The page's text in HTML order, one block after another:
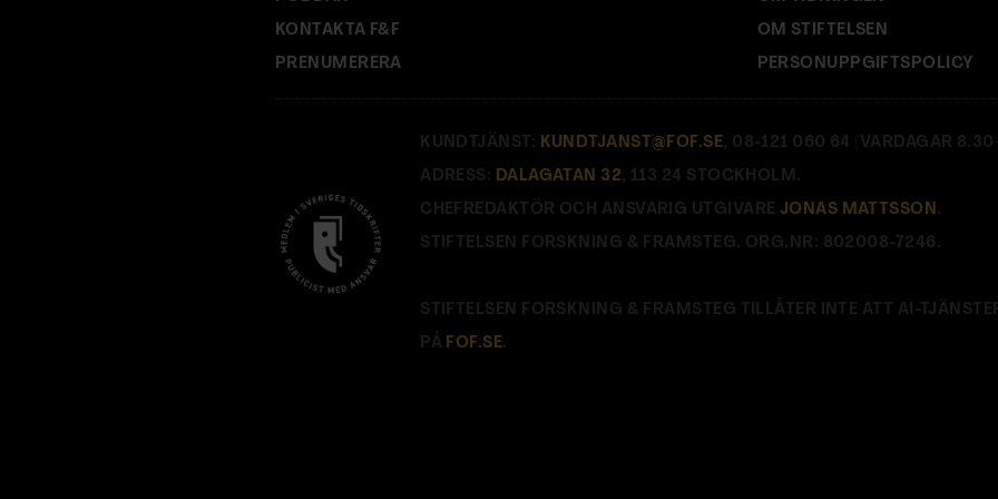
KONTAKTA F&F
PRENUMERERA
OM STIFTELSEN
PERSONUPPGIFTSPOLICY
KUNDTJÄNST: KUNDTJANST@FOF.SE, 08-121 060 64 (VARDAGAR
ADRESS: DALAGATAN 32 , 113 24 STOCKHOLM.
CHEFREDAKTÖR OCH ANSVARIG UTGIVARE JONAS MATTSSON.
STIFTELSEN FORSKNING & FRAMSTEG. ORG.NR: 802008-7246.
STIFTELSEN FORSKNING & FRAMSTEG TILLÅTER INTE ATT AI-
PÅ FOF.SE.